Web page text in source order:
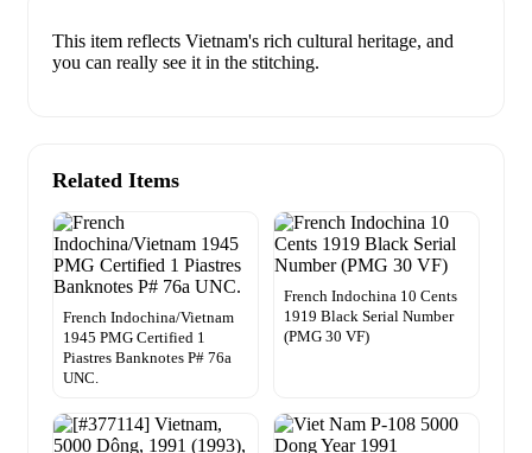
This item reflects Vietnam's rich cultural heritage, and
you can really see it in the stitching.
Related Items
French Indochina/Vietnam
1945 PMG Certified 1
Piastres Banknotes P# 76a
UNC.
French Indochina 10 Cents
1919 Black Serial Number
(PMG 30 VF)